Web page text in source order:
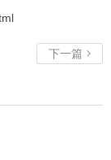
下一篇 